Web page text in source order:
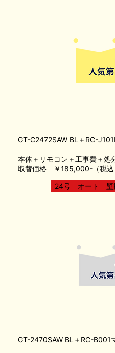
GT-C2472SAW BL＋RC-
本体＋リモコン＋工事費＋処
取替価格 ￥185,000-（税込
24号 オート 壁
GT-2470SAW BL＋RC-B001